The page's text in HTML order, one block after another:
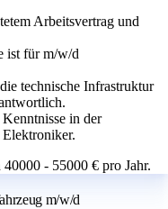
Arbeitsvertrag und
ist für m/w/d
technische Infrastruktur
in der
- 55000 € pro Jahr.
m/w/d